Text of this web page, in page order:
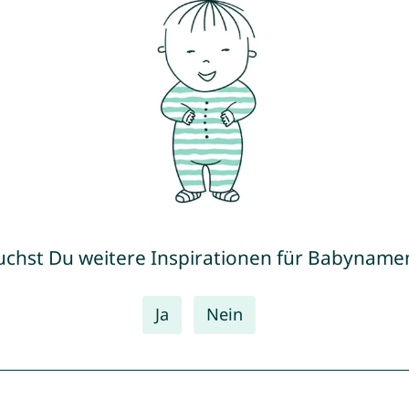
Du weitere Inspirationen für
Ja Nein